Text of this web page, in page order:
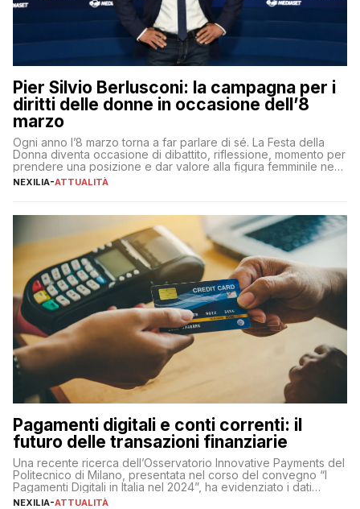
Pier Silvio Berlusconi: la campagna per i
diritti delle donne in occasione dell’8
marzo
Ogni anno l’8 marzo torna a far parlare di sé. La Festa della
Donna diventa occasione di dibattito, riflessione, momento per
prendere una posizione e dar valore alla figura femminile nella
sua complessità e crucialità. A lanciare un messaggio “forte e
NEXILIA-ATTUALITÀ
Pagamenti digitali e conti correnti: il
futuro delle transazioni finanziarie
Una recente ricerca dell’Osservatorio Innovative Payments del
Politecnico di Milano, presentata nel corso del convegno “I
Pagamenti Digitali in Italia nel 2024”, ha evidenziato i dati
definitivi del primo semestre 2024 relativamente alle
NEXILIA-ATTUALITÀ